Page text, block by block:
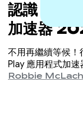
認識
加速器
不用再繼續等候
Play 應用程式加速
Robbie